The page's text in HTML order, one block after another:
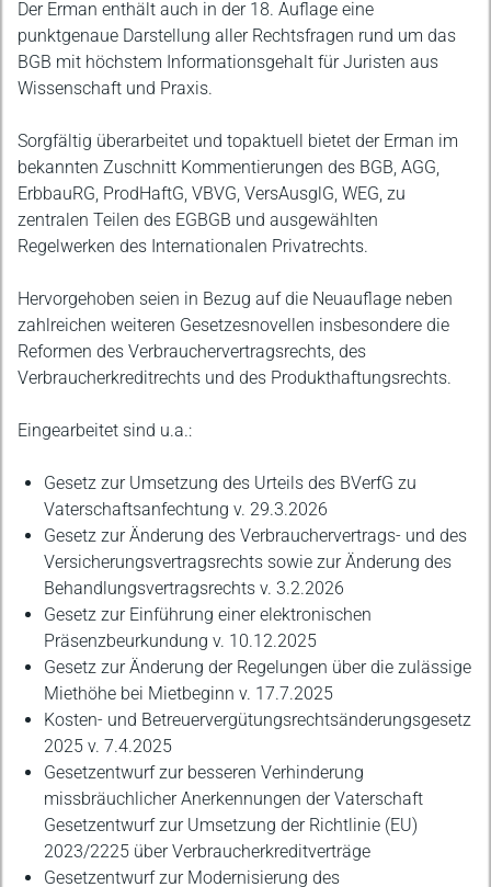
Beschreibung
Der Erman enthält auch in der 18. Auflage eine
punktgenaue Darstellung aller Rechtsfragen rund um das
BGB mit höchstem Informationsgehalt für Juristen aus
Wissenschaft und Praxis.
Sorgfältig überarbeitet und topaktuell bietet der Erman im
bekannten Zuschnitt Kommentierungen des BGB, AGG,
ErbbauRG, ProdHaftG, VBVG, VersAusglG, WEG, zu
zentralen Teilen des EGBGB und ausgewählten
Regelwerken des Internationalen Privatrechts.
Hervorgehoben seien in Bezug auf die Neuauflage neben
zahlreichen weiteren Gesetzesnovellen insbesondere die
Reformen des Verbrauchervertragsrechts, des
Verbraucherkreditrechts und des Produkthaftungsrechts.
Eingearbeitet sind u.a.:
Gesetz zur Umsetzung des Urteils des BVerfG zu
Vaterschaftsanfechtung v. 29.3.2026
Gesetz zur Änderung des Verbrauchervertrags- und des
Versicherungsvertragsrechts sowie zur Änderung des
Behandlungsvertragsrechts v. 3.2.2026
Gesetz zur Einführung einer elektronischen
Präsenzbeurkundung v. 10.12.2025
Gesetz zur Änderung der Regelungen über die zulässige
Miethöhe bei Mietbeginn v. 17.7.2025
Kosten- und Betreuervergütungsrechtsänderungsgesetz
2025 v. 7.4.2025
Gesetzentwurf zur besseren Verhinderung
missbräuchlicher Anerkennungen der Vaterschaft
Gesetzentwurf zur Umsetzung der Richtlinie (EU)
2023/2225 über Verbraucherkreditverträge
Gesetzentwurf zur Modernisierung des